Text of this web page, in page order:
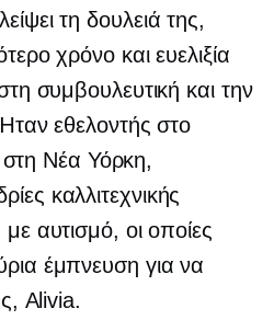
τη δουλειά της,
χρόνο και ευελιξία
συμβουλευτική και την
εθελοντής στο
Νέα Υόρκη,
καλλιτεχνικής
αυτισμό, οι οποίες
έμπνευση για να
Alivia.